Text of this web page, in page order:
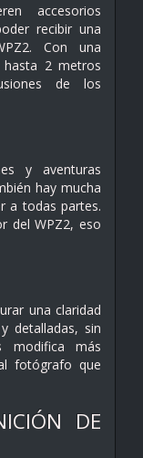
accesorios
recibir una
Con una
hasta 2 metros
de los
y aventuras
hay mucha
a todas partes.
del WPZ2, eso
una claridad
detalladas, sin
modifica más
fotógrafo que
DE